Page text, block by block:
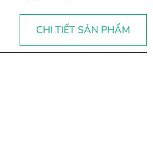
CHI TIẾT SẢN PHẨM